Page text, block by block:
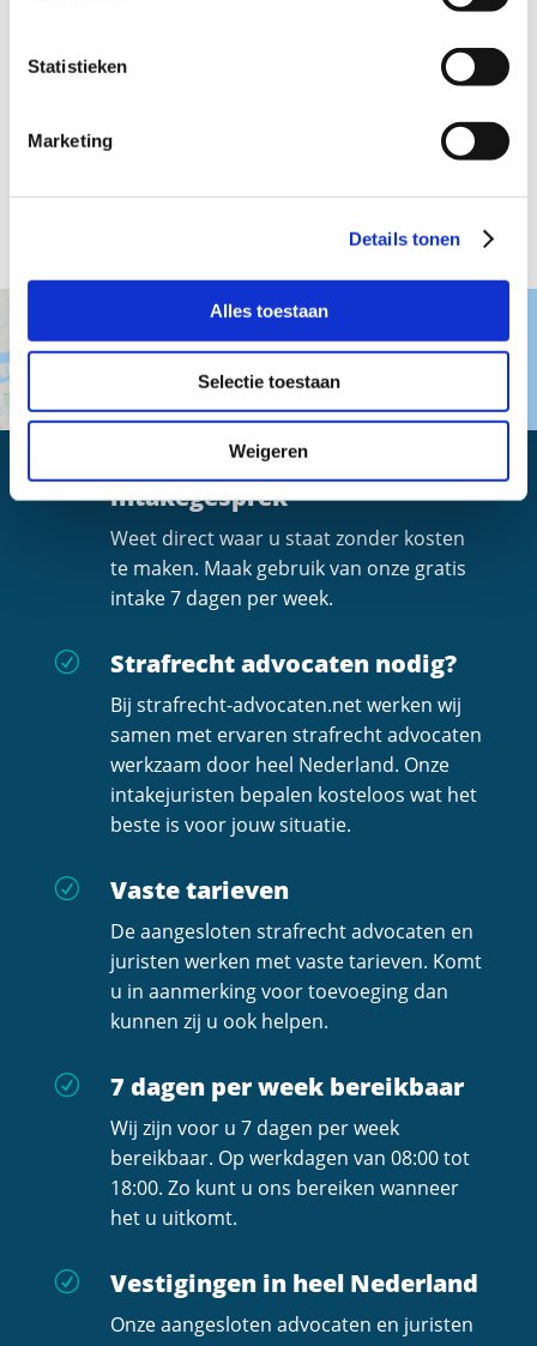
Statistieken
Marketing
Details tonen
Alles toestaan
Selectie toestaan
Weigeren
9 Verdacht van zedendelict
9 Verdacht van vandalisme
9 Verdacht van stalking
Dagvaarding rijden onder invloed
Altijd een gratis
intakegesprek
Weet direct waar u staat zonder kosten
te maken. Maak gebruik van onze gratis
intake 7 dagen per week.
R Strafrecht advocaten nodig?
Bij strafrecht-advocaten.net werken wij
samen met ervaren strafrecht advocaten
werkzaam door heel Nederland. Onze
intakejuristen bepalen kosteloos wat het
beste is voor jouw situatie.
R Vaste tarieven
De aangesloten strafrecht advocaten en
juristen werken met vaste tarieven. Komt
u in aanmerking voor toevoeging dan
kunnen zij u ook helpen.
R 7 dagen per week bereikbaar
Wij zijn voor u 7 dagen per week
bereikbaar. Op werkdagen van 08:00 tot
18:00. Zo kunt u ons bereiken wanneer
het u uitkomt.
R Vestigingen in heel Nederland
Onze aangesloten advocaten en juristen